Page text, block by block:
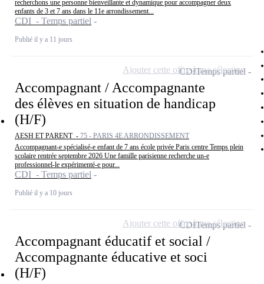
recherchons une personne bienveillante et dynamique pour accompagner deux
enfants de 3 et 7 ans dans le 11e arrondissement...
CDI - Temps partiel
Publié il y a 11 jours
Accompagnant / Accompagnante
des élèves en situation de handicap
(H/F)
AESH ET PARENT - 75 - PARIS 4E ARRONDISSEMENT
Accompagnant-e spécialisé-e enfant de 7 ans école privée Paris centre Temps plein
scolaire rentrée septembre 2026 Une famille parisienne recherche un-e
professionnel-le expérimenté-e pour...
CDI - Temps partiel
Publié il y a 10 jours
CDITemps partiel
Ajouter cette offre à ma sélection
Accompagnant éducatif et social /
Accompagnante éducative et soci
(H/F)
CDITemps partiel
Ajouter cette offre à ma sélection